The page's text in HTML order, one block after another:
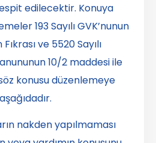
edilecektir. Konuya
193 Sayılı GVK’nunun
ve 5520 Sayılı
10/2 maddesi ile
konusu düzenlemeye
nakden yapılmaması